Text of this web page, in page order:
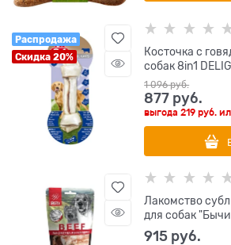
Распродажа
Скидка 20%
Косточка с
собак 8in1
1 096 руб.
877 руб.
выгода219 руб.
Лакомство
для собак
915 руб.